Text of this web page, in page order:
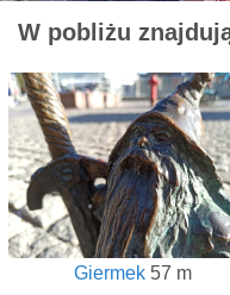
W pobliżu
Giermek57 m